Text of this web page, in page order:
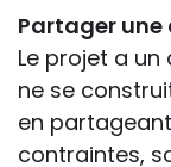
Partager
Le projet a
ne se
en
contraintes,